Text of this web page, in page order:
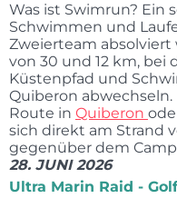
Was ist Swimrun? Ein
Schwimmen und
Zweierteam absolviert
von 30 und 12 km, bei
Küstenpfad und
Quiberon
Route in Quiberon
sich direkt am Strand
gegenüber dem
28. JUNI 2026
Ultra Marin Raid -